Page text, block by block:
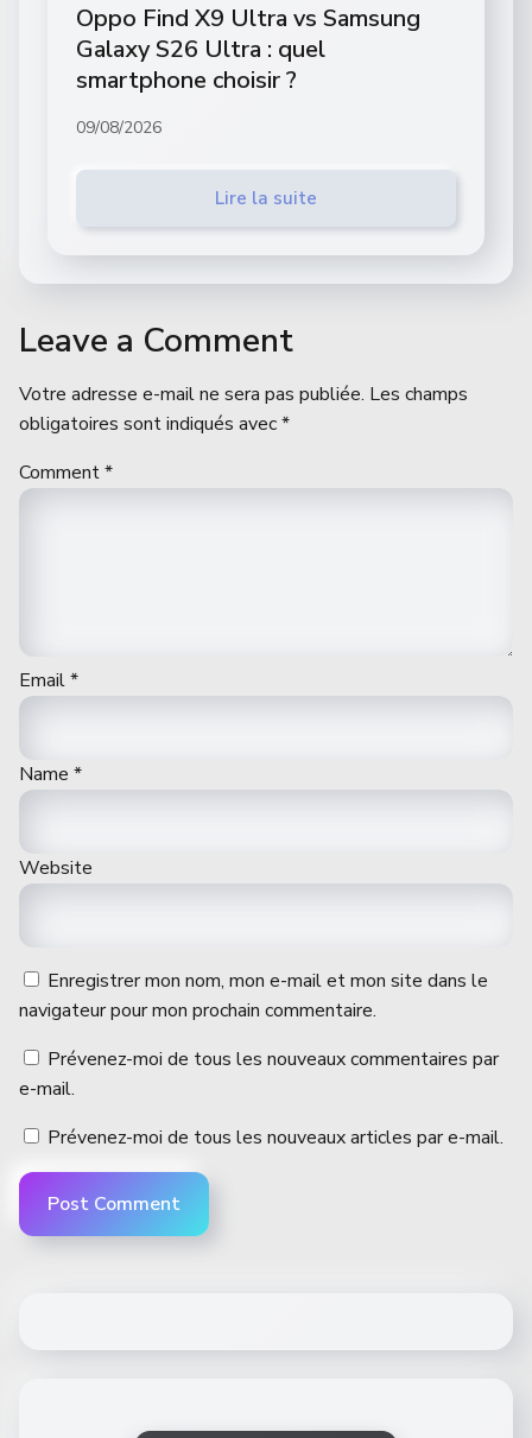
Oppo Find X9 Ultra vs Samsung
Galaxy S26 Ultra : quel
smartphone choisir ?
09/08/2026
Lire la suite
Leave a Comment
Votre adresse e-mail ne sera pas publiée. Les champs
obligatoires sont indiqués avec*
Comment*
Email*
Name *
Website
Enregistrer mon nom, mon e-mail et mon site dans le
navigateur pour mon prochain commentaire.
Prévenez-moi de tous les nouveaux commentaires par
e-mail.
Prévenez-moi de tous les nouveaux articles par e-mail.